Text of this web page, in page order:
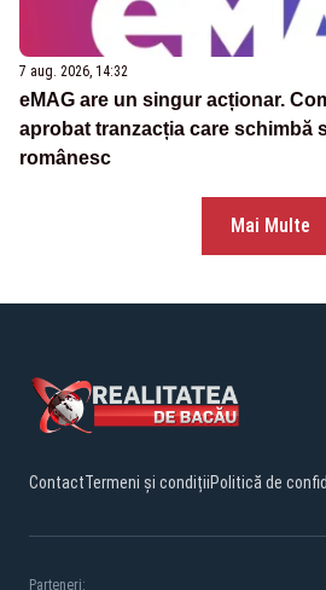
7 aug. 2026, 14:32
eMAG are un singur acționar.
aprobat tranzacția care schimbă
românesc
Mai Multe
ContactTermeni și condițiiPolitică de
Parteneri: